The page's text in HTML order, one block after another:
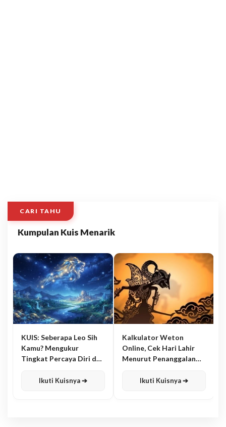
CARI TAHU
Kumpulan Kuis Menarik
KUIS: Seberapa Leo Sih
Kamu? Mengukur
Tingkat Percaya Diri dan
Ikuti Kuisnya ➔
Kalkulator Weton
Online, Cek Hari Lahir
Menurut Penanggalan
Ikuti Kuisnya ➔